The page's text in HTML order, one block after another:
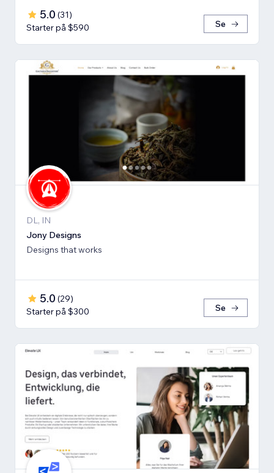
5.0 (31)
Starter på $590
Se
DL, IN
Jony Designs
Designs that works
5.0 (29)
Starter på $300
Se